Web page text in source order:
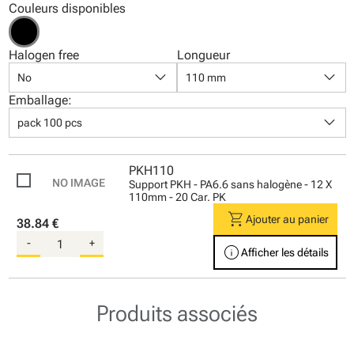
Couleurs disponibles
Halogen free
No keyboard_arrow_down
Longueur
110 mm keyboard_arrow_down
Emballage:
pack 100 pcs keyboard_arrow_down
PKH110
Support PKH - PA6.6 sans halogène - 12 X
110mm - 20 Car. PK
38.84 €
- +
shopping_cart Ajouter au panier
infoAfficher les détails
Produits associés